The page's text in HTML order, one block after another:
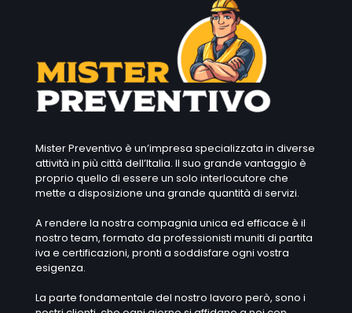
Mister Preventivo è un’impresa specializzata in diverse
attività in più città dell’Italia. Il suo grande vantaggio è
proprio quello di essere un solo interlocutore che
mette a disposizione una grande quantità di servizi.
A rendere la nostra compagnia unica ed efficace è il
nostro team, formato da professionisti muniti di partita
iva e certificazioni, pronti a soddisfare ogni vostra
esigenza.
La parte fondamentale del nostro lavoro però, sono i